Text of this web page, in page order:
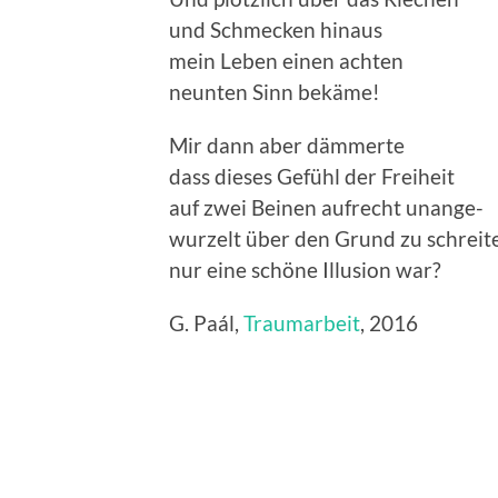
und Schmecken hinaus
mein Leben einen achten
neunten Sinn bekäme!
Mir dann aber dämmerte
dass dieses Gefühl der Freiheit
auf zwei Beinen aufrecht unange-
wurzelt über den Grund zu
nur eine schöne Illusion war?
G. Paál, Traumarbeit , 2016